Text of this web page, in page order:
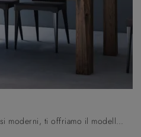
Se sei alla ricerca di tavoli fissi moderni, ti offriamo il modello da pranzo in legno Istanbul dell'azienda Pizzolato.